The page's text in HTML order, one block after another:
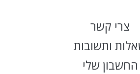
צרי קשר
ותשובות
החשבון שלי